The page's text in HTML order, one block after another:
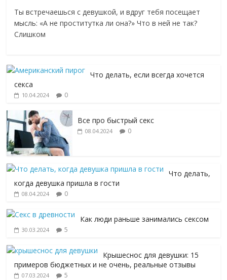
Ты встречаешься с девушкой, и вдруг тебя посещает
мысль: «А не проститутка ли она?» Что в ней не так?
Слишком
Что делать, если всегда хочется
секса
10.04.2024 0
Все про быстрый секс
08.04.2024 0
Что делать,
когда девушка пришла в гости
08.04.2024 0
Как люди раньше занимались сексом
30.03.2024 5
Крышеснос для девушки: 15
примеров бюджетных и не очень, реальные отзывы
07.03.2024 5